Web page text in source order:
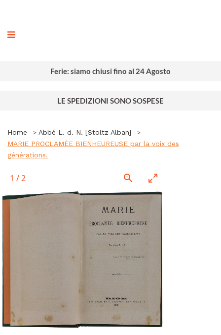
Ferie: siamo chiusi fino al 24 Agosto
LE SPEDIZIONI SONO SOSPESE
Home
Abbé L. d. N. [Stoltz Alban]
MARIE PROCLAMÉE BIENHEUREUSE par la voix des
générations.
1 /2